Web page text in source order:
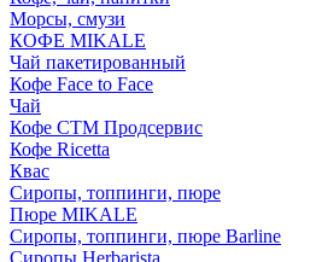
Морсы, смузи
КОФЕ MIKALE
Чай пакетированный
Кофе Face to Face
Чай
Кофе СТМ Продсервис
Кофе Ricetta
Квас
Сиропы, топпинги, пюре
Пюре MIKALE
Сиропы, топпинги, пюре Barline
Сиропы Herbarista